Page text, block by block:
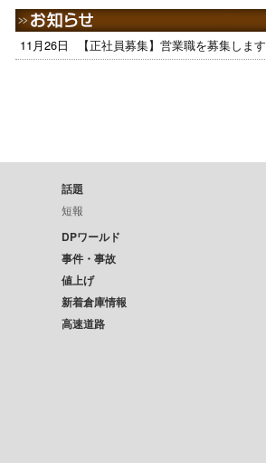
11月26日 【正社員募集】営業職を募集します
話題
短報
DPワールド
事件・事故
値上げ
新着倉庫情報
高速道路